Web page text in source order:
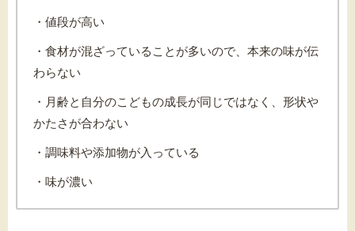
・値段が高い
・食材が混ざっていることが多いので、本来の味が伝
わらない
・月齢と自分のこどもの成長が同じではなく、形状や
かたさが合わない
・調味料や添加物が入っている
・味が濃い